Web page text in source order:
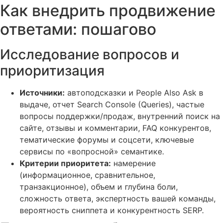
Как внедрить продвижение
ответами: пошагово
Исследование вопросов и
приоритизация
Источники: автоподсказки и People Also Ask в
выдаче, отчет Search Console (Queries), частые
вопросы поддержки/продаж, внутренний поиск на
сайте, отзывы и комментарии, FAQ конкурентов,
тематические форумы и соцсети, ключевые
сервисы по «вопросной» семантике.
Критерии приоритета: намерение
(информационное, сравнительное,
транзакционное), объем и глубина боли,
сложность ответа, экспертность вашей команды,
вероятность сниппета и конкурентность SERP.